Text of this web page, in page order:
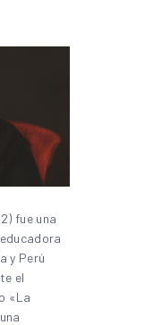
fue una
y Perú
el
«La